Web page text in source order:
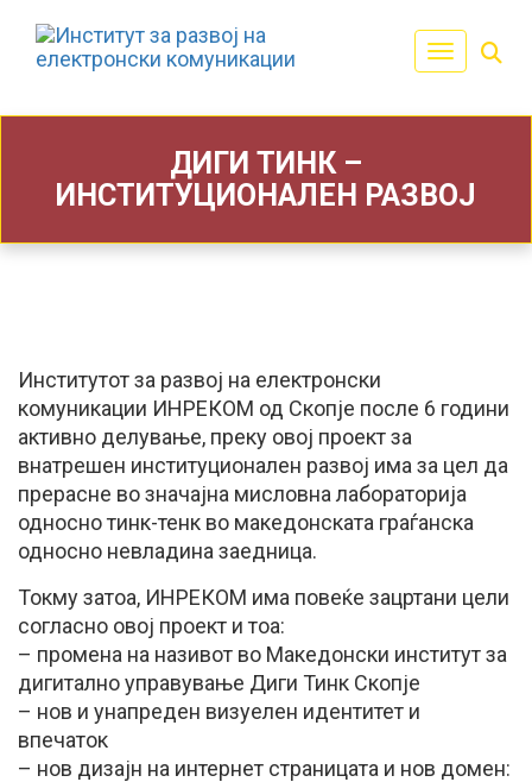
Toggle
ДИГИ ТИНК –
ИНСТИТУЦИОНАЛЕН РАЗВОЈ
Институтот за развој на електронски
комуникации ИНРЕКОМ од Скопје после 6 години
активно делување, преку овој проект за
внатрешен институционален развој има за цел да
прерасне во значајна мисловна лабораторија
односно тинк-тенк во македонската граѓанска
односно невладина заедница.
Токму затоа, ИНРЕКОМ има повеќе зацртани цели
согласно овој проект и тоа:
– промена на називот во Македонски институт за
дигитално управување Диги Тинк Скопје
– нов и унапреден визуелен идентитет и
впечаток
– нов дизајн на интернет страницата и нов домен: